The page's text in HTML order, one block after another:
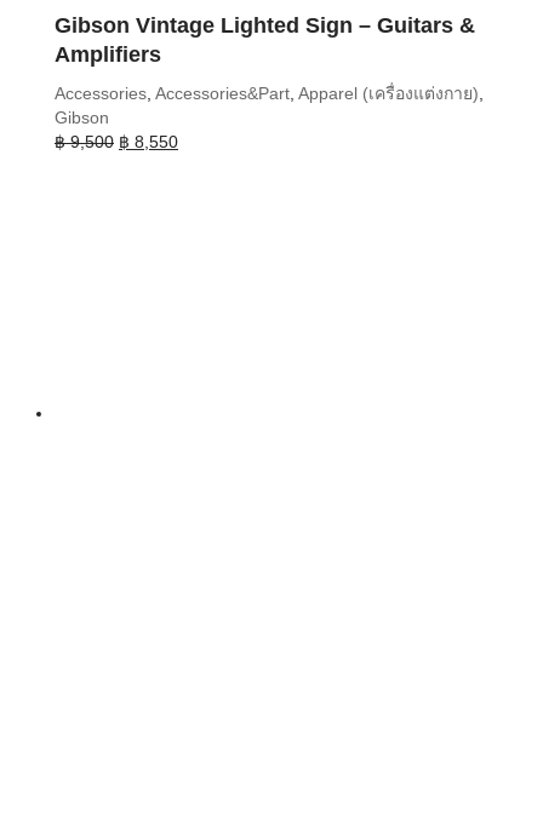
Gibson Vintage Lighted Sign – Guitars &
Amplifiers
Accessories Accessories&Part Apparel (เครื่องแต่งกาย)
Gibson
฿9,500 Original
฿ 8,550Current